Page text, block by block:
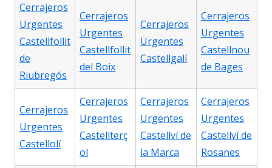
Cerrajeros
Urgentes
Castellfollit
de
Riubregós
Cerrajeros
Urgentes
Castellfollit
del Boix
Cerrajeros
Urgentes
Castellgalí
Cerrajeros
Urgentes
Castellnou
de Bages
Cerrajeros
Urgentes
Castellolí
Cerrajeros
Urgentes
Castellterç
ol
Cerrajeros
Urgentes
Castellví de
la Marca
Cerrajeros
Urgentes
Castellví de
Rosanes